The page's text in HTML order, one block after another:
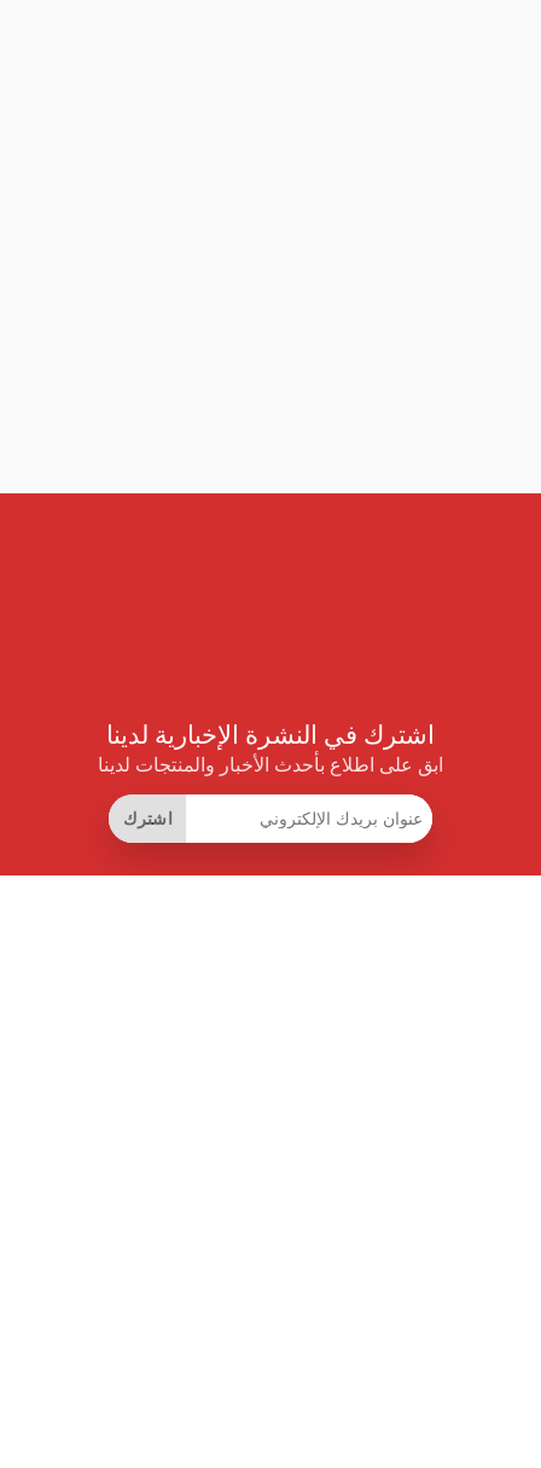
اشترك في النشرة الإخبارية لدينا
ابق على اطلاع بأحدث الأخبار والمنتجات لدينا
اشترك